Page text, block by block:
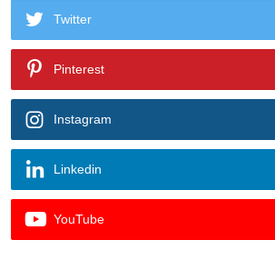
Twitter
Pinterest
Instagram
Linkedin
YouTube